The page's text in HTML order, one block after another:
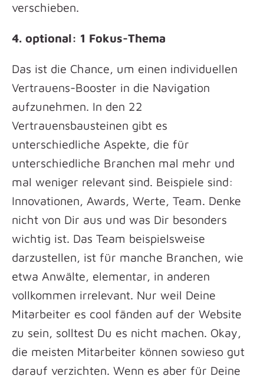
verschieben.
4. optional: 1 Fokus-Thema
Das ist die Chance, um einen individuellen
Vertrauens-Booster in die Navigation
aufzunehmen. In den 22
Vertrauensbausteinen gibt es
unterschiedliche Aspekte, die für
unterschiedliche Branchen mal mehr und
mal weniger relevant sind. Beispiele sind:
Innovationen, Awards, Werte, Team. Denke
nicht von Dir aus und was Dir besonders
wichtig ist. Das Team beispielsweise
darzustellen, ist für manche Branchen, wie
etwa Anwälte, elementar, in anderen
vollkommen irrelevant. Nur weil Deine
Mitarbeiter es cool fänden auf der Website
zu sein, solltest Du es nicht machen. Okay,
die meisten Mitarbeiter können sowieso gut
darauf verzichten. Wenn es aber für Deine